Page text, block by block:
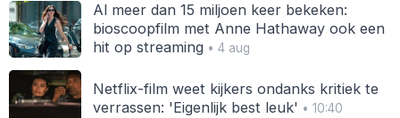
Al meer dan 15 miljoen keer bekeken:
bioscoopfilm met Anne Hathaway ook een
hit op streaming• 4 aug
Netflix-film weet kijkers ondanks kritiek te
verrassen: 'Eigenlijk best leuk' • 10:40